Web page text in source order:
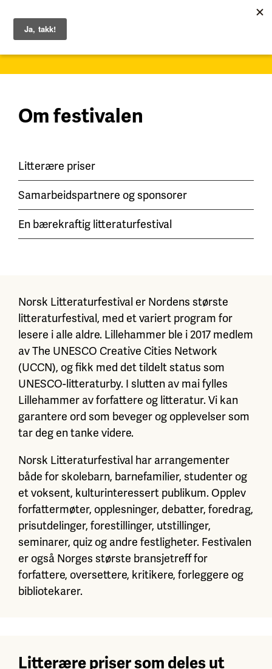
Om festivalen
Litterære priser
Samarbeidspartnere og sponsorer
En bærekraftig litteraturfestival
Norsk Litteraturfestival er Nordens største
litteraturfestival, med et variert program for
lesere i alle aldre. Lillehammer ble i 2017 medlem
av The UNESCO Creative Cities Network
(UCCN), og fikk med det tildelt status som
UNESCO-litteraturby. I slutten av mai fylles
Lillehammer av forfattere og litteratur. Vi kan
garantere ord som beveger og opplevelser som
tar deg en tanke videre.
Norsk Litteraturfestival har arrangementer
både for skolebarn, barnefamilier, studenter og
et voksent, kulturinteressert publikum. Opplev
forfattermøter, opplesninger, debatter, foredrag,
prisutdelinger, forestillinger, utstillinger,
seminarer, quiz og andre festligheter. Festivalen
er også Norges største bransjetreff for
forfattere, oversettere, kritikere, forleggere og
bibliotekarer.
Litterære priser som deles ut